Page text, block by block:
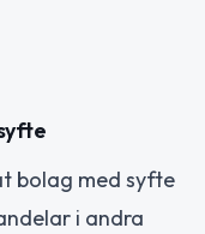
bolag med syfte
i andra